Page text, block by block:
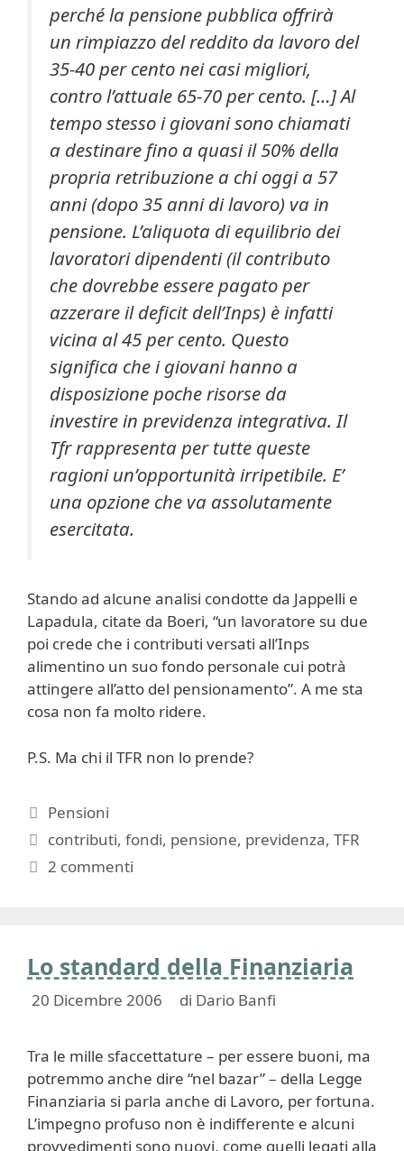
perché la pensione pubblica offrirà
un rimpiazzo del reddito da lavoro del
35-40 per cento nei casi migliori,
contro l’attuale 65-70 per cento. […] Al
tempo stesso i giovani sono chiamati
a destinare fino a quasi il 50% della
propria retribuzione a chi oggi a 57
anni (dopo 35 anni di lavoro) va in
pensione. L’aliquota di equilibrio dei
lavoratori dipendenti (il contributo
che dovrebbe essere pagato per
azzerare il deficit dell’Inps) è infatti
vicina al 45 per cento. Questo
significa che i giovani hanno a
disposizione poche risorse da
investire in previdenza integrativa. Il
Tfr rappresenta per tutte queste
ragioni un’opportunità irripetibile. E’
una opzione che va assolutamente
esercitata.
Stando ad alcune analisi condotte da Jappelli e
Lapadula, citate da Boeri, “un lavoratore su due
poi crede che i contributi versati all’Inps
alimentino un suo fondo personale cui potrà
attingere all’atto del pensionamento”. A me sta
cosa non fa molto ridere.
P.S. Ma chi il TFR non lo prende?
Categorie
Pensioni
Tag
contributi,fondi, pensione, previdenza,TFR
2 commenti
Lo standard della Finanziaria
20 Dicembre 2006 di Dario Banfi
Tra le mille sfaccettature – per essere buoni, ma
potremmo anche dire “nel bazar” – della Legge
Finanziaria si parla anche di Lavoro, per fortuna.
L’impegno profuso non è indifferente e alcuni
provvedimenti sono nuovi, come quelli legati alla